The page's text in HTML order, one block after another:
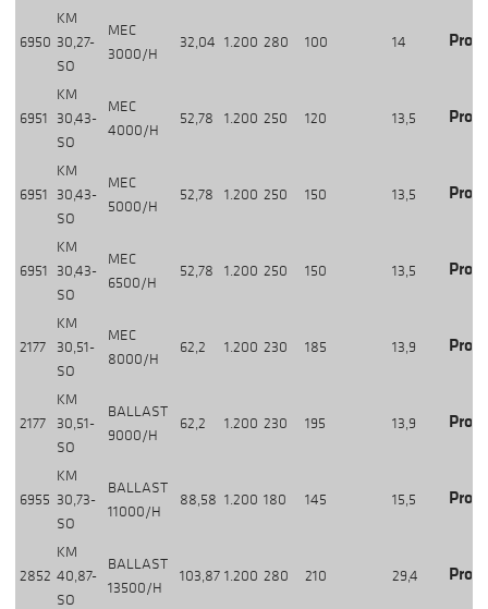
6950
KM
30,27-
SO
MEC
3000/H
32,04 1.200 280 100 14
6951
KM
30,43-
SO
MEC
4000/H
52,78 1.200 250 120 13,5
6951
KM
30,43-
SO
MEC
5000/H
52,78 1.200 250 150 13,5
6951
KM
30,43-
SO
MEC
6500/H
52,78 1.200 250 150 13,5
2177
KM
30,51-
SO
MEC
8000/H
62,2 1.200 230 185 13,9
2177
KM
30,51-
SO
BALLAST
9000/H
62,2 1.200 230 195 13,9
6955
KM
30,73-
SO
BALLAST
11000/H
88,58 1.200 180 145 15,5
2852
KM
40,87-
SO
BALLAST
13500/H
103,87 1.200 280 210 29,4